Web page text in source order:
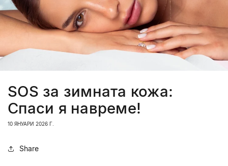
SOS за зимната кожа:
Спаси я навреме!
10 ЯНУАРИ 2026 Г.
Share